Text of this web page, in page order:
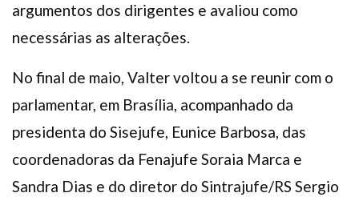
argumentos dos dirigentes e avaliou como
necessárias as alterações.
No final de maio, Valter voltou a se reunir com o
parlamentar, em Brasília, acompanhado da
presidenta do Sisejufe, Eunice Barbosa, das
coordenadoras da Fenajufe Soraia Marca e
Sandra Dias e do diretor do Sintrajufe/RS Sergio